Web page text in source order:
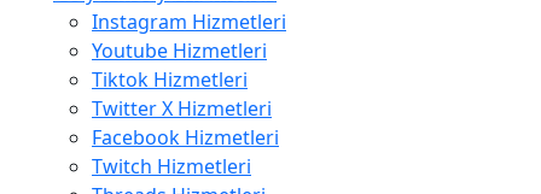
Instagram Hizmetleri
Youtube Hizmetleri
Tiktok Hizmetleri
Twitter X Hizmetleri
Facebook Hizmetleri
Twitch Hizmetleri